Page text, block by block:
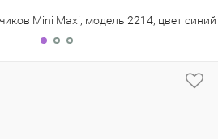
Mini Maxi, модель 2214, цвет синий